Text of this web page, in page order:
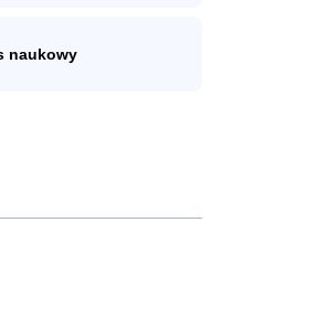
naukowy